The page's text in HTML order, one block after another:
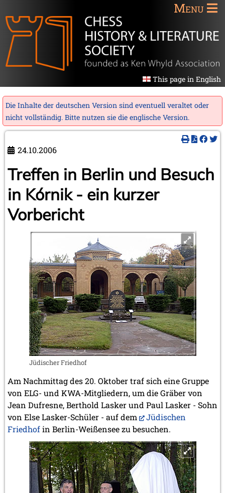
Menu
This page in English
Die Inhalte der deutschen Version sind eventuell veraltet oder
nicht vollständig. Bitte nutzen sie die englische Version.
24.10.2006
Treffen in Berlin und Besuch
in Kórnik - ein kurzer
Vorbericht
Jüdischer Friedhof
Am Nachmittag des 20. Oktober traf sich eine Gruppe
von ELG- und KWA-Mitgliedern, um die Gräber von
Jean Dufresne, Berthold Lasker und Paul Lasker - Sohn
von Else Lasker-Schüler - auf dem
Jüdischen
Friedhofin Berlin-Weißensee zu besuchen.